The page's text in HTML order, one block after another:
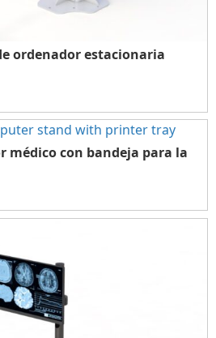
ordenador estacionaria
médico con bandeja para la